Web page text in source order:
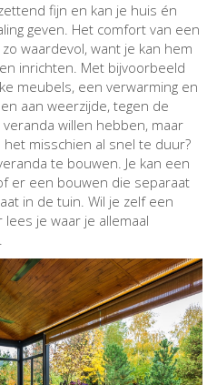
fijn en kan je huis én
geven. Het comfort van een
waardevol, want je kan hem
inrichten. Met bijvoorbeeld
meubels, een verwarming en
aan weerzijde, tegen de
willen hebben, maar
misschien al snel te duur?
te bouwen. Je kan een
er een bouwen die separaat
in de tuin. Wil je zelf een
je waar je allemaal